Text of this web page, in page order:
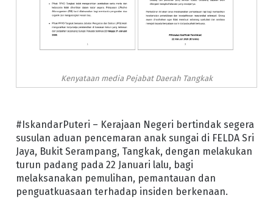
Kenyataan media Pejabat Daerah Tangkak
#IskandarPuteri – Kerajaan Negeri bertindak segera
susulan aduan pencemaran anak sungai di FELDA Sri
Jaya, Bukit Serampang, Tangkak, dengan melakukan
turun padang pada 22 Januari lalu, bagi
melaksanakan pemulihan, pemantauan dan
penguatkuasaan terhadap insiden berkenaan.